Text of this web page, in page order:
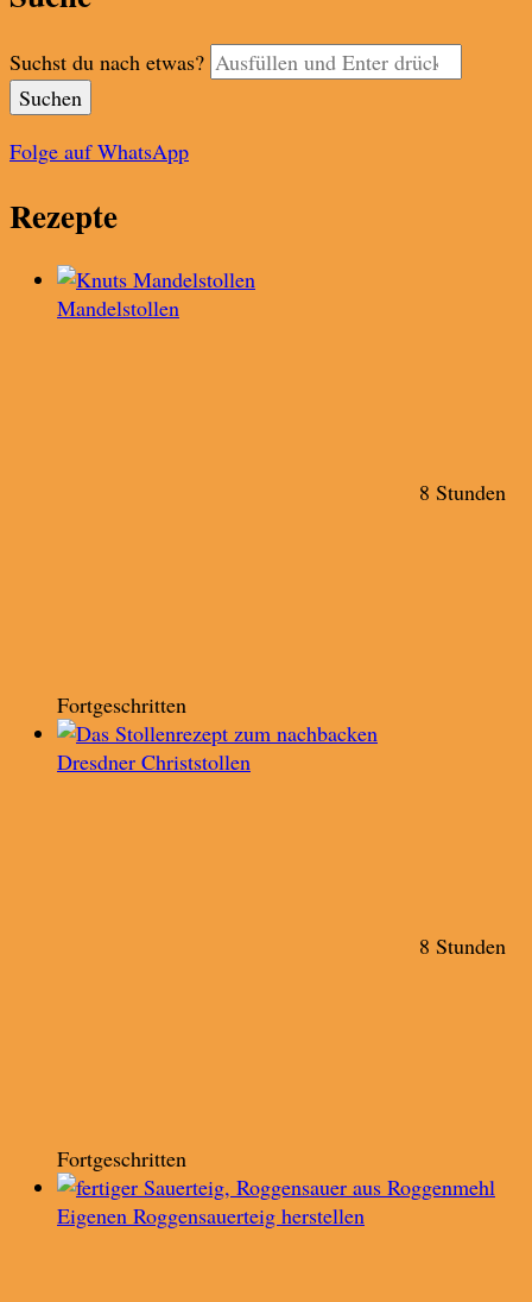
Suchst du nach etwas?
Folge auf WhatsApp
Rezepte
Mandelstollen
8 Stunden
Fortgeschritten
Dresdner Christstollen
8 Stunden
Fortgeschritten
Eigenen Roggensauerteig herstellen